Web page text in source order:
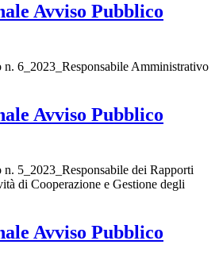
Avviso Pubblico
6_2023_Responsabile Amministrativo
Avviso Pubblico
5_2023_Responsabile dei Rapporti
di Cooperazione e Gestione degli
Avviso Pubblico